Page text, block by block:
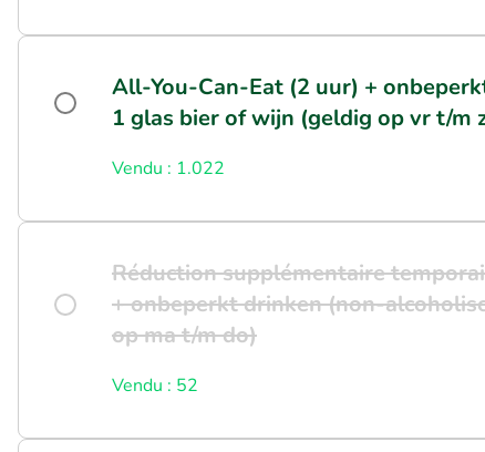
All-You-Can-Eat (2 uur) +
1 glas bier of wijn (geldig op vr t/m
Vendu : 1.022
Réduction supplémentaire
+ onbeperkt drinken (non-
op ma t/m do)
Vendu : 52